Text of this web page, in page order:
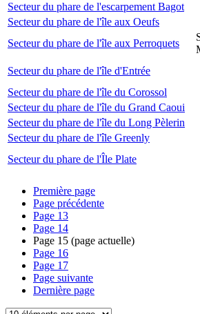
Secteur du phare de l'escarpement Bagot
Secteur du phare de l'île aux Oeufs
Secteur du phare de l'île aux Perroquets
Secteur du phare de l'île d'Entrée
Secteur du phare de l'île du Corossol
Secteur du phare de l'île du Grand Caoui
Secteur du phare de l'île du Long Pèlerin
Secteur du phare de l'île Greenly
Secteur du phare de l'Île Plate
Première page
Page précédente
Page 13
Page 14
Page 15 (page actuelle)
Page 16
Page 17
Page suivante
Dernière page